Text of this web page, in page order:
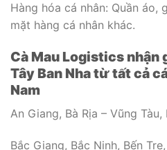
Hàng hóa cá nhân: Quần áo,
mặt hàng cá nhân khác.
Cà Mau Logistics nhận
Tây Ban Nha từ tất cả
Nam
An Giang, Bà Rịa – Vũng Tàu,
Bắc Giang, Bắc Ninh, Bến